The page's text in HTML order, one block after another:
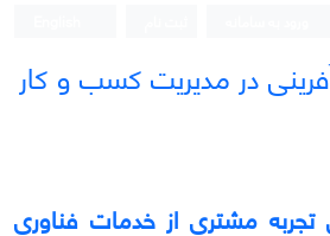
در مدیریت کسب و کار
تجربه مشتری از خدمات فناوری